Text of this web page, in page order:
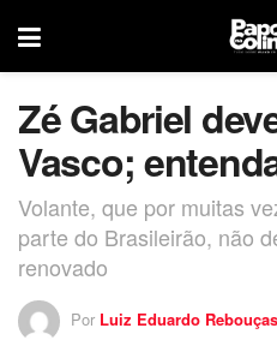
Zé Gabriel
Vasco;
Volante, que por muitas
parte do Brasileirão, não
renovado
Por Luiz Eduardo Rebouças